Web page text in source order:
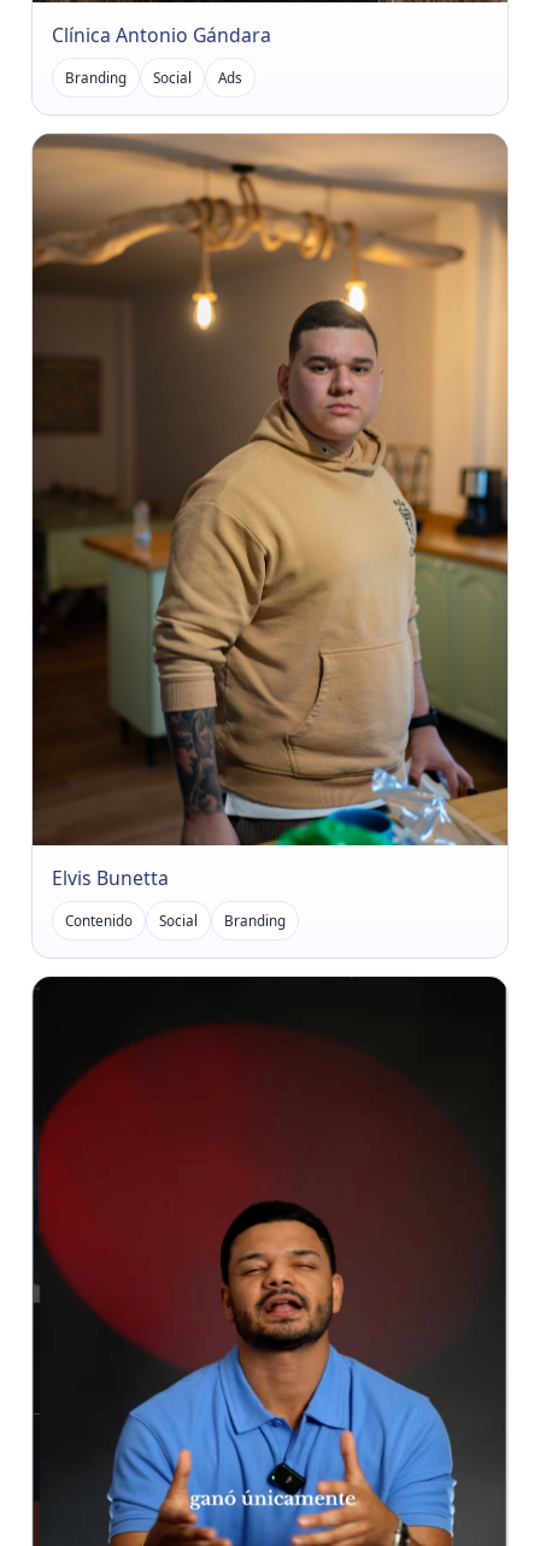
Clínica Antonio Gándara
Branding Social Ads
Elvis Bunetta
Contenido Social Branding